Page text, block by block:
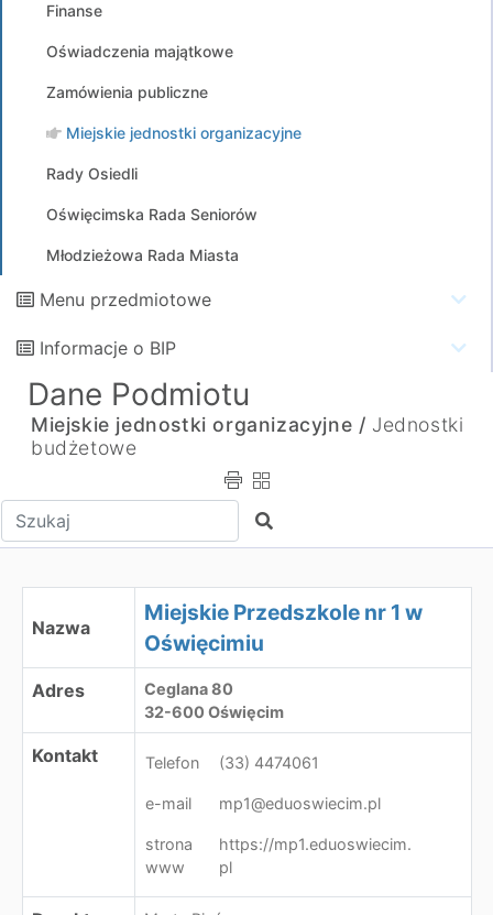
Finanse
Oświadczenia majątkowe
Zamówienia publiczne
Miejskie jednostki organizacyjne
Rady Osiedli
Oświęcimska Rada Seniorów
Młodzieżowa Rada Miasta
Menu przedmiotowe
Informacje o BIP
Dane Podmiotu
Miejskie jednostki organizacyjne / Jednostki
budżetowe
Wpisz tekst do wyszukania Szukaj
Miejskie Przedszkole nr 1 w Oświęcimiu
Nazwa
Miejskie Przedszkole nr 1 w
Oświęcimiu
Adres
Ceglana 80
32-600 Oświęcim
Kontakt Telefon (33) 4474061
e-mail mp1@eduoswiecim.pl
strona
www
https://mp1.eduoswiecim.
pl